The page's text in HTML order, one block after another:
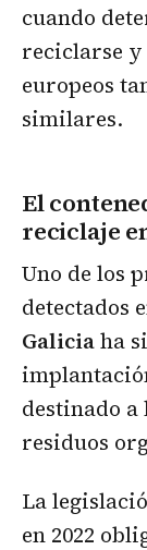
cuando
reciclarse y
europeos
similares.
El
reciclaje
Uno de los
detectados
Galiciaha
destinado a
residuos
La
en 2022